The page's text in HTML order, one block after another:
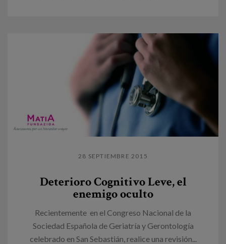
28 SEPTIEMBRE 2015
Deterioro Cognitivo Leve, el
enemigo oculto
Recientemente en el Congreso Nacional de la
Sociedad Española de Geriatría y Gerontología
celebrado en San Sebastián, realice una revisión...